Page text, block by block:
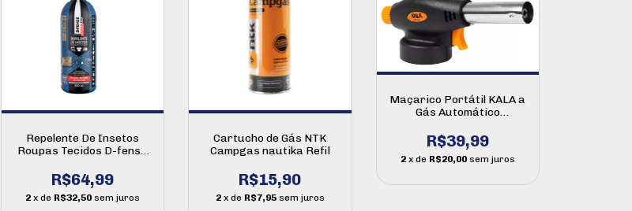
Repelente De Insetos
Roupas Tecidos D-fense
R$64,99
2 x de R$32,50 sem juros
Cartucho de Gás NTK
Campgas nautika Refil
R$15,90
2 x de R$7,95 sem juros
Maçarico Portátil KALA a
Gás Automático
R$39,99
2 x de R$20,00 sem juros